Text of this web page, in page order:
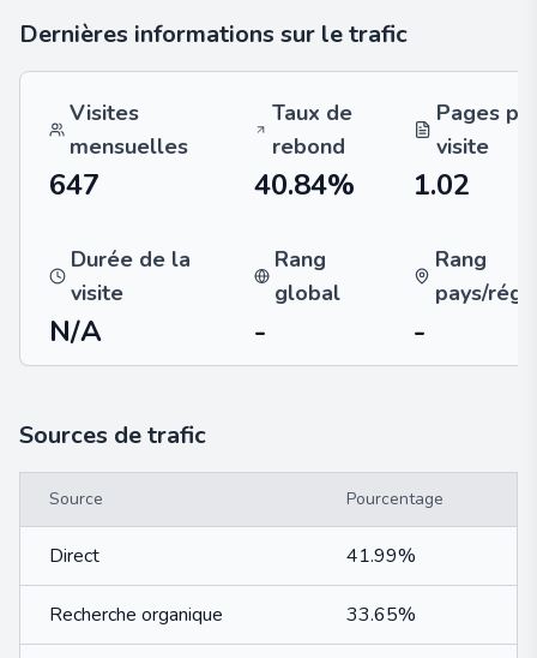
Dernières informations sur le trafic
Visites
mensuelles
Taux de
rebond
Pages
visite
647 40.84% 1.02
Durée de la
visite
Rang
global
Rang
pays/
N/A - -
Sources de trafic
Source Pourcentage
Direct 41.99%
Recherche organique 33.65%